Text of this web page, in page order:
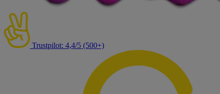
Trustpilot: 4,4/5 (500+)